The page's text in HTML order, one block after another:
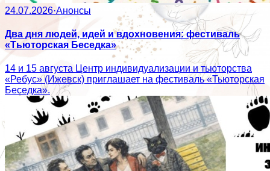
24.07.2026·Анонсы
Два дня людей, идей и вдохновения: фестиваль
«Тьюторская Беседка»
14 и 15 августа Центр индивидуализации и тьюторства
«Ребус» (Ижевск) приглашает на фестиваль «Тьюторская
Беседка».